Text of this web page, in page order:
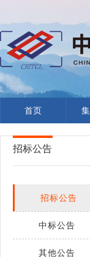
首页
招标公告
招标公告
中标公告
其他公告